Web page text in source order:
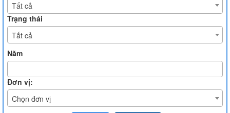
Tất cả
Trạng thái
Tất cả
Năm
Đơn vị:
Chọn đơn vị